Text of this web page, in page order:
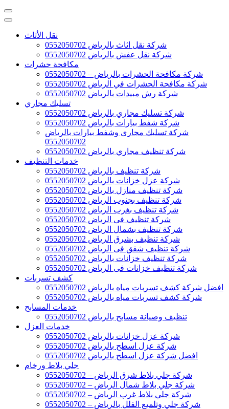
نقل الأثاث
شركة نقل اثاث بالرياض 0552050702
شركة نقل عفش بالرياض 0552050702
مكافحة حشرات
شركة مكافحة الحشرات بالرياض – 0552050702
شركة مكافحة الحشرات في الرياض 0552050702
شركة رش مبيدات بالرياض 0552050702
تسليك مجاري
شركة تسليك مجاري بالرياض 0552050702
شركة شفط بيارات بالرياض 0552050702
شركة تسليك مجارى وشفط بيارات بالرياض
0552050702
شركة تنظيف مجاري بالرياض 0552050702
خدمات التنظيف
شركة تنظيف بالرياض 0552050702
شركة عزل خزانات بالرياض 0552050702
شركة تنظيف منازل بالرياض 0552050702
شركة تنظيف بجنوب الرياض 0552050702
شركة تنظيف بغرب الرياض 0552050702
شركة تنظيف فى الرياض 0552050702
شركة تنظيف بشمال الرياض 0552050702
شركة تنظيف بشرق الرياض 0552050702
شركة تنظيف شقق فى الرياض 0552050702
شركة تنظيف خزانات بالرياض 0552050702
شركة تنظيف خزانات فى الرياض 0552050702
كشف تسربات
افضل شركة كشف تسربات مياه بالرياض 0552050702
شركة كشف تسربات مياه بالرياض 0552050702
خدمات المسابح
تنظيف وصيانة مسابح بالرياض 0552050702
خدمات العزل
شركة عزل خزانات بالرياض 0552050702
شركة عزل اسطح بالرياض 0552050702
افضل شركة عزل اسطح بالرياض 0552050702
جلي بلاط ورخام
شركة جلي بلاط شرق الرياض – 0552050702
شركة جلي بلاط شمال الرياض – 0552050702
شركة جلي بلاط غرب الرياض – 0552050702
شركة جلي وتلميع الفلل بالرياض – 0552050702